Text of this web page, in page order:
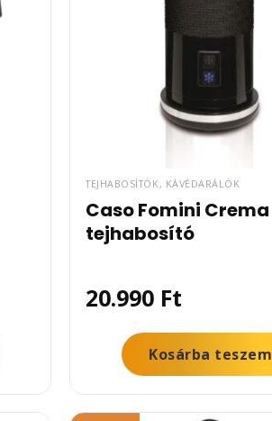
TEJHABOSÍTÓK, KÁVÉDARÁLÓK
Caso Fomini Crema
tejhabosító
20.990 Ft
Kosárba teszem